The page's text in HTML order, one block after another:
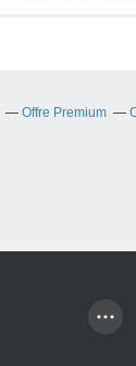
Offre Premium